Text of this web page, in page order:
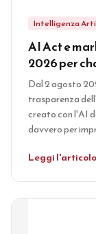
Intelligenza
AI Act e
2026 per
Dal 2 agosto
trasparenza
creato con l'AI
davvero per
Leggi l'articolo